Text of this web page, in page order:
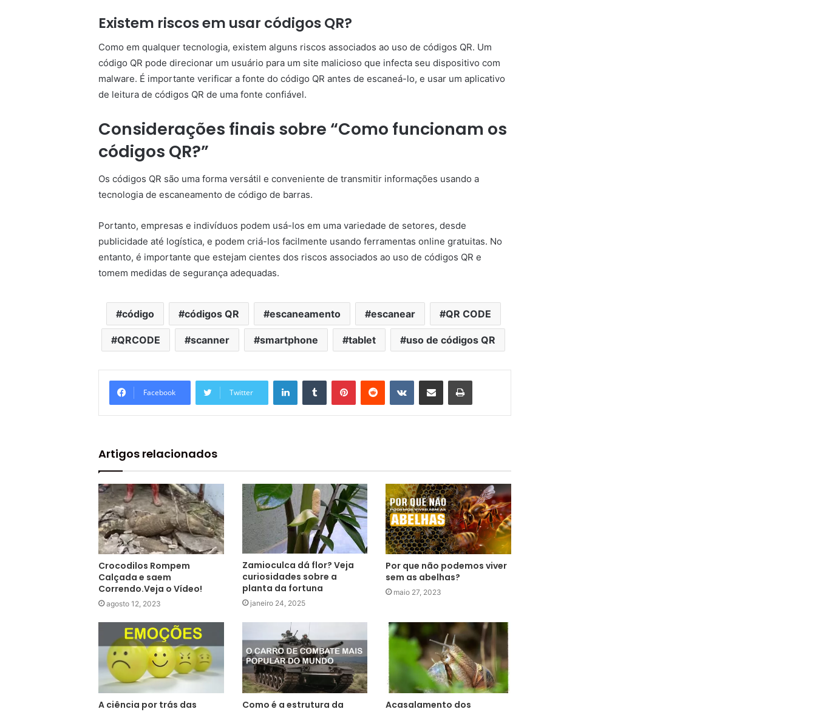
Existem riscos em usar códigos QR?
Como em qualquer tecnologia, existem alguns riscos associados ao uso de códigos QR. Um
código QR pode direcionar um usuário para um site malicioso que infecta seu dispositivo com
malware. É importante verificar a fonte do código QR antes de escaneá-lo, e usar um aplicativo
de leitura de códigos QR de uma fonte confiável.
Considerações finais sobre “Como funcionam os
códigos QR?”
Os códigos QR são uma forma versátil e conveniente de transmitir informações usando a
tecnologia de escaneamento de código de barras.
Portanto, empresas e indivíduos podem usá-los em uma variedade de setores, desde
publicidade até logística, e podem criá-los facilmente usando ferramentas online gratuitas. No
entanto, é importante que estejam cientes dos riscos associados ao uso de códigos QR e
tomem medidas de segurança adequadas.
código códigos QR escaneamento escanear QR CODE
QRCODE scanner smartphone tablet uso de códigos QR
Facebook Twitter
Artigos relacionados
Crocodilos Rompem
Calçada e saem
Correndo.Veja o Vídeo!
agosto 12, 2023
Zamioculca dá flor? Veja
curiosidades sobre a
planta da fortuna
janeiro 24, 2025
Por que não podemos viver
sem as abelhas?
maio 27, 2023
A ciência por trás das
Como é a estrutura da
Acasalamento dos